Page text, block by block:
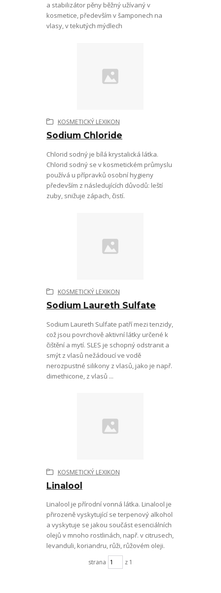
a stabilizátor pěny běžný užívaný v
kosmetice, především v šamponech na
vlasy, v tekutých mýdlech
Sodium Chloride
KOSMETICKÝ LEXIKON
Chlorid sodný je bílá krystalická látka.
Chlorid sodný se v kosmetickém průmyslu
používá u přípravků osobní hygieny
především z následujících důvodů: leští
zuby, snižuje zápach, čistí.
Sodium Laureth Sulfate
KOSMETICKÝ LEXIKON
Sodium Laureth Sulfate patří mezi tenzidy,
což jsou povrchově aktivní látky určené k
čištění a mytí. SLES je schopný odstranit a
smýt z vlasů nežádoucí ve vodě
nerozpustné silikony z vlasů, jako je např.
dimethicone, z vlasů ...
Linalool
KOSMETICKÝ LEXIKON
Linalool je přírodní vonná látka. Linalool je
přirozeně vyskytující se terpenový alkohol
a vyskytuje se jakou součást esenciálních
olejů v mnoho rostlinách, např. v citrusech,
levanduli, koriandru, růži, růžovém oleji.
strana z 1